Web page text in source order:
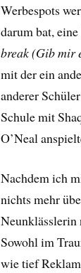
Werbespots
darum bat,
break (Gib mir
mit der ein
anderer
Schule mit
O’Neal
Nachdem ich
nichts mehr
Neunklässlerin
Sowohl im
wie tief